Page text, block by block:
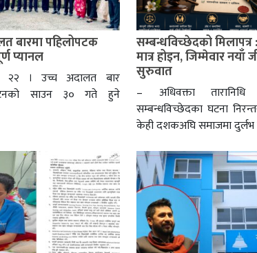
बारमा पहिलोपटक
प्यानल
२२ । उच्च अदालत बार
साउन ३० गते हुने
सम्बन्धविच्छेदको मिलापत्र
मात्र होइन, जिम्मेवार नयाँ
सुरुवात
– अधिवक्ता
सम्बन्धविच्छेदका घटना
केही दशकअघि समाजमा दुर्लभ